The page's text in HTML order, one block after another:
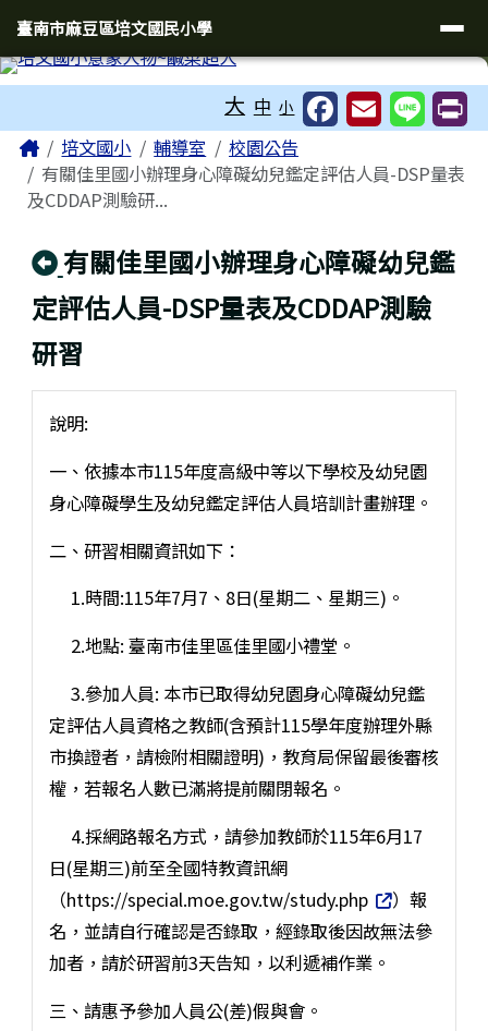
臺南市麻豆區培文國民小學
導覽列
臺南市麻豆區培文國民小學
大 中 小
主內容區域
Home培文國小 輔導室
校園公告
有關佳里國小辦理身心障礙幼兒鑑定評估人員-DSP量表
及CDDAP測驗研...
回上頁
有關佳里國小辦理身心障礙幼兒鑑
定評估人員-DSP量表及CDDAP測驗
研習
說明:
一、依據本市115年度高級中等以下學校及幼兒園
身心障礙學生及幼兒鑑定評估人員培訓計畫辦理。
二、研習相關資訊如下：
1.時間:115年7月7、8日(星期二、星期三)。
2.地點: 臺南市佳里區佳里國小禮堂。
3.參加人員: 本市已取得幼兒園身心障礙幼兒鑑
定評估人員資格之教師(含預計115學年度辦理外縣
市換證者，請檢附相關證明)，教育局保留最後審核
權，若報名人數已滿將提前關閉報名。
4.採網路報名方式，請參加教師於115年6月17
日(星期三)前至全國特教資訊網
（https://special.moe.gov.tw/study.php
）報
名，並請自行確認是否錄取，經錄取後因故無法參
加者，請於研習前3天告知，以利遞補作業。
三、請惠予參加人員公(差)假與會。
頁尾區域